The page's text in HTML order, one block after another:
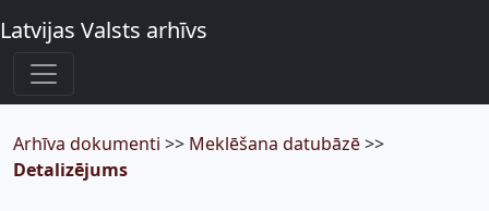
Latvijas Valsts arhīvs
Arhīva dokumenti >> Meklēšana datubāzē>>
Detalizējums